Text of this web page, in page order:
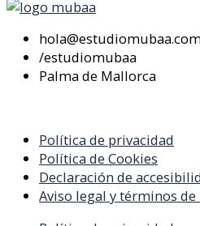
/estudiomubaa
Palma de Mallorca
Política de privacidad
Política de Cookies
Declaración de
Aviso legal y términos de